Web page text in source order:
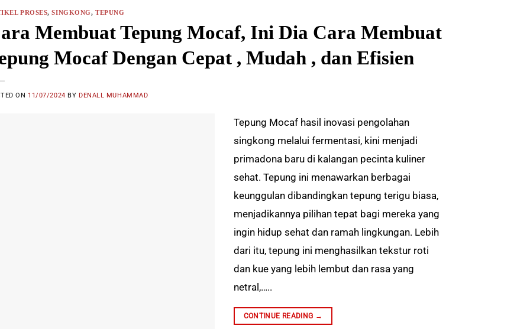
PROSES,SINGKONG,TEPUNG
Membuat Tepung Mocaf, Ini Dia Cara Membuat
Mocaf Dengan Cepat , Mudah , dan Efisien
ON 11/07/2024 BY DENALL MUHAMMAD
Tepung Mocaf hasil inovasi pengolahan
singkong melalui fermentasi, kini menjadi
primadona baru di kalangan pecinta kuliner
sehat. Tepung ini menawarkan berbagai
keunggulan dibandingkan tepung terigu biasa,
menjadikannya pilihan tepat bagi mereka yang
ingin hidup sehat dan ramah lingkungan. Lebih
dari itu, tepung ini menghasilkan tekstur roti
dan kue yang lebih lembut dan rasa yang
netral,…..
CONTINUE READING →